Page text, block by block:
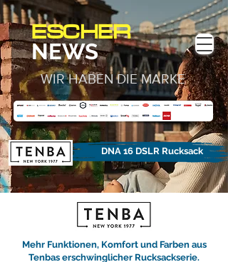
NEWS
ESCHER
WIR HABEN DIE MARKE
DNA 16 DSLR Rucksack
Mehr Funktionen, Komfort und Farben aus
Tenbas erschwinglicher Rucksackserie.